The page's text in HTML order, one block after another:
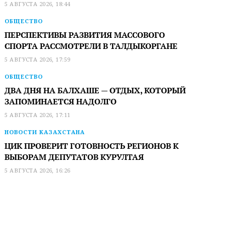
5 АВГУСТА 2026, 18:44
ОБЩЕСТВО
ПЕРСПЕКТИВЫ РАЗВИТИЯ МАССОВОГО
СПОРТА РАССМОТРЕЛИ В ТАЛДЫКОРГАНЕ
5 АВГУСТА 2026, 17:59
ОБЩЕСТВО
ДВА ДНЯ НА БАЛХАШЕ — ОТДЫХ, КОТОРЫЙ
ЗАПОМИНАЕТСЯ НАДОЛГО
5 АВГУСТА 2026, 17:11
НОВОСТИ КАЗАХСТАНА
ЦИК ПРОВЕРИТ ГОТОВНОСТЬ РЕГИОНОВ К
ВЫБОРАМ ДЕПУТАТОВ КУРУЛТАЯ
5 АВГУСТА 2026, 16:26